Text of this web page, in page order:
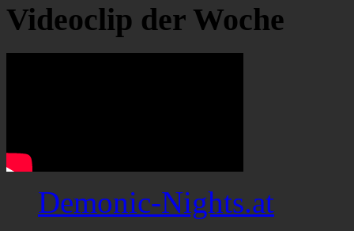
Videoclip der Woche
Demonic-Nights.at